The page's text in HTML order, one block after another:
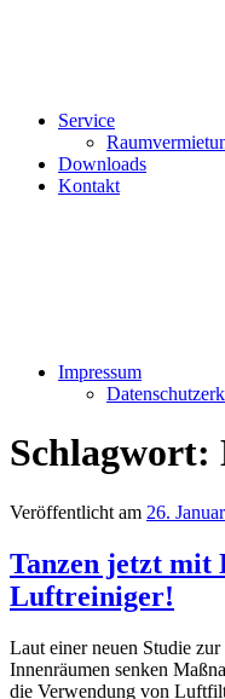
Service
Downloads
Kontakt
Impressum
Schlagwort:
Veröffentlicht am 26.
Tanzen jetzt
Luftreiniger!
Laut einer neuen Studie
Innenräumen senken
die Verwendung von